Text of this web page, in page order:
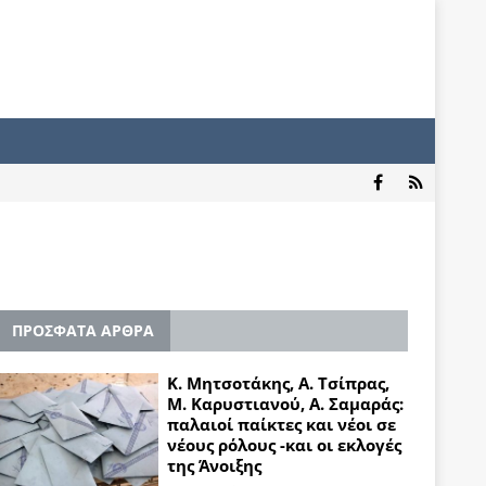
ΠΡΟΣΦΑΤΑ ΑΡΘΡΑ
Κ. Μητσοτάκης, Α. Τσίπρας,
Μ. Καρυστιανού, Α. Σαμαράς:
παλαιοί παίκτες και νέοι σε
νέους ρόλους -και οι εκλογές
της Άνοιξης